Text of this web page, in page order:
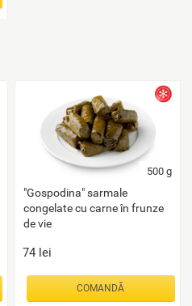
500 g
"Gospodina" sarmale
congelate cu carne în frunze
de vie
74 lei
COMANDĂ